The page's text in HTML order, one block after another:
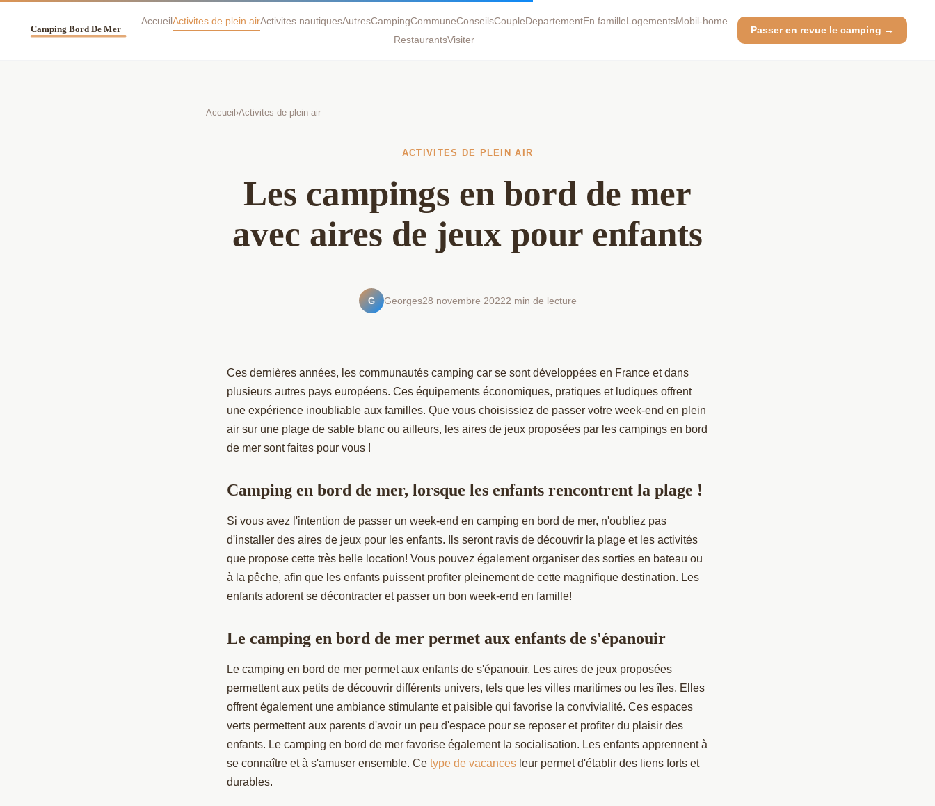
AccueilActivites de plein airActivites nautiquesAutresCampingCommuneConseilsCoupleDepartementEn familleLogementsMobil-home
RestaurantsVisiter
Passer en revue le camping →
Accueil ›Activites de plein air
ACTIVITES DE PLEIN AIR
Les campings en bord de mer
avec aires de jeux pour enfants
G Georges28 novembre 20222 min de lecture
Ces dernières années, les communautés camping car se sont développées en France et dans
plusieurs autres pays européens. Ces équipements économiques, pratiques et ludiques offrent
une expérience inoubliable aux familles. Que vous choisissiez de passer votre week-end en plein
air sur une plage de sable blanc ou ailleurs, les aires de jeux proposées par les campings en bord
de mer sont faites pour vous !
Camping en bord de mer, lorsque les enfants rencontrent la plage !
Si vous avez l'intention de passer un week-end en camping en bord de mer, n'oubliez pas
d'installer des aires de jeux pour les enfants. Ils seront ravis de découvrir la plage et les activités
que propose cette très belle location! Vous pouvez également organiser des sorties en bateau ou
à la pêche, afin que les enfants puissent profiter pleinement de cette magnifique destination. Les
enfants adorent se décontracter et passer un bon week-end en famille!
Le camping en bord de mer permet aux enfants de s'épanouir
Le camping en bord de mer permet aux enfants de s'épanouir. Les aires de jeux proposées
permettent aux petits de découvrir différents univers, tels que les villes maritimes ou les îles. Elles
offrent également une ambiance stimulante et paisible qui favorise la convivialité. Ces espaces
verts permettent aux parents d'avoir un peu d'espace pour se reposer et profiter du plaisir des
enfants. Le camping en bord de mer favorise également la socialisation. Les enfants apprennent à
se connaître et à s'amuser ensemble. Ce type de vacances leur permet d'établir des liens forts et
durables.